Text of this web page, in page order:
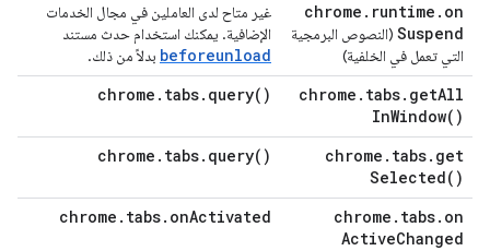
chrome . runtime . on
Suspend (النصوص البرمجية
التي تعمل في الخلفية)
غير متاح لدى العاملين في مجال الخدمات
الإضافية. يمكنك استخدام حدث مستند
beforeunload بدلاً من ذلك.
chrome . tabs. getAll
InWindow( )
chrome . tabs. query( )
chrome . tabs. get
Selected( )
chrome . tabs. query( )
chrome . tabs. on
ActiveChanged
chrome . tabs. onActivated